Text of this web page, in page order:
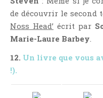
de découvrir le second
Noss Head’ écrit par
Marie-Laure Barbey
12. Un livre que vous
!).